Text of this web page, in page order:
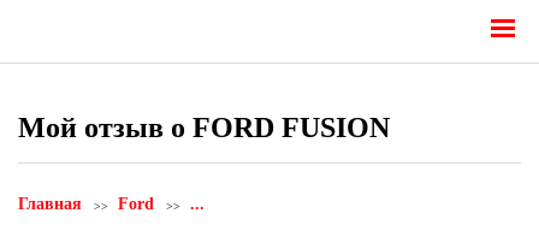
Мой отзыв о FORD FUSION
Главная Ford ...